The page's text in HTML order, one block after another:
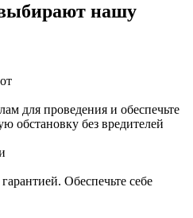
нашу
для проведения и обеспечьте
обстановку без вредителей
Обеспечьте себе